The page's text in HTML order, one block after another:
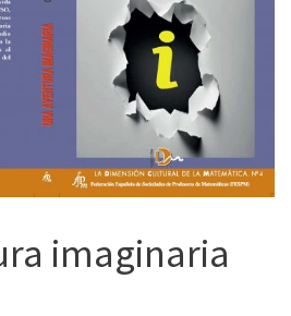
imaginaria